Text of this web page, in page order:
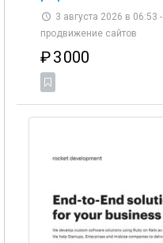
3 августа 2026 в 06:53 -
продвижение сайтов
₽3 000